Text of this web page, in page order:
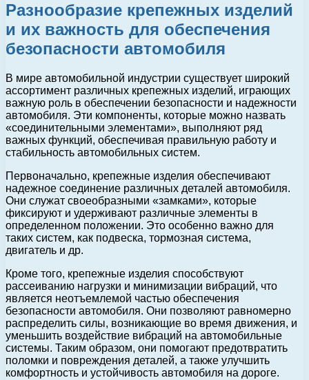
Разнообразие крепежных изделий
и их важность для обеспечения
безопасности автомобиля
В мире автомобильной индустрии существует широкий
ассортимент различных крепежных изделий, играющих
важную роль в обеспечении безопасности и надежности
автомобиля. Эти компоненты, которые можно назвать
«соединительными элементами», выполняют ряд
важных функций, обеспечивая правильную работу и
стабильность автомобильных систем.
Первоначально, крепежные изделия обеспечивают
надежное соединение различных деталей автомобиля.
Они служат своеобразными «замками», которые
фиксируют и удерживают различные элементы в
определенном положении. Это особенно важно для
таких систем, как подвеска, тормозная система,
двигатель и др.
Кроме того, крепежные изделия способствуют
рассеиванию нагрузки и минимизации вибраций, что
является неотъемлемой частью обеспечения
безопасности автомобиля. Они позволяют равномерно
распределить силы, возникающие во время движения, и
уменьшить воздействие вибраций на автомобильные
системы. Таким образом, они помогают предотвратить
поломки и повреждения деталей, а также улучшить
комфортность и устойчивость автомобиля на дороге.